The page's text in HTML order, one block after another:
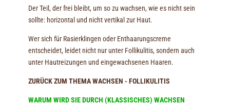
Der Teil, der frei bleibt, um so zu wachsen, wie es nicht sein
sollte: horizontal und nicht vertikal zur Haut.
Wer sich für Rasierklingen oder Enthaarungscreme
entscheidet, leidet nicht nur unter Follikulitis, sondern auch
unter Hautreizungen und eingewachsenen Haaren.
ZURÜCK ZUM THEMA WACHSEN - FOLLIKULITIS
WARUM WIRD SIE DURCH (KLASSISCHES) WACHSEN